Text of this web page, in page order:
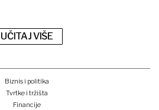
UČITAJ VIŠE
Biznis i politika
Tvrtke i tržišta
Financije